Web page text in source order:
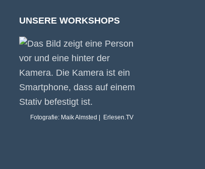
UNSERE WORKSHOPS
Fotografie: Maik Almsted | Erlesen.TV